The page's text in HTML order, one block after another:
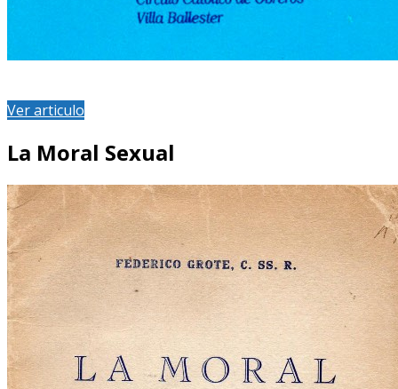
Ver articulo
La Moral Sexual